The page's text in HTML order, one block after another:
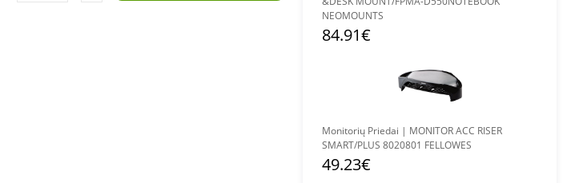
NEOMOUNTS
84.91€
Monitorių Priedai | MONITOR ACC RISER
SMART/PLUS 8020801 FELLOWES
49.23€